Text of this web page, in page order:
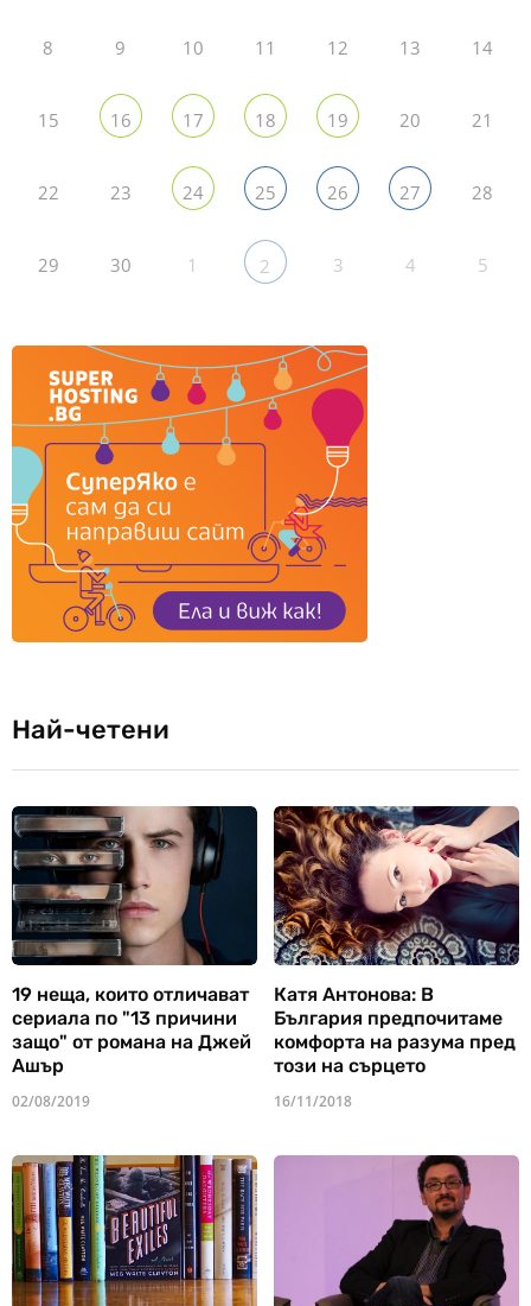
8 9 10 11 12 13 14
15 16 17 18 19 20 21
22 23 24 25 26 27 28
29 30 1 2 3 4 5
Най-четени
19 неща, които отличават
сериала по "13 причини
защо" от романа на Джей
Ашър
02/08/2019
Катя Антонова: В
България предпочитаме
комфорта на разума пред
този на сърцето
16/11/2018